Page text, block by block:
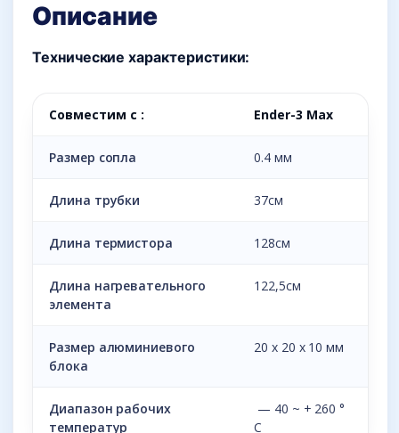
Описание
Технические характеристики:
Совместим с : Ender-3 Max
Размер сопла 0.4 мм
Длина трубки 37см
Длина термистора 128см
Длина нагревательного
элемента
122,5см
Размер алюминиевого
блока
20 х 20 х 10 мм
Диапазон рабочих
температур
— 40 ~ + 260 °
C